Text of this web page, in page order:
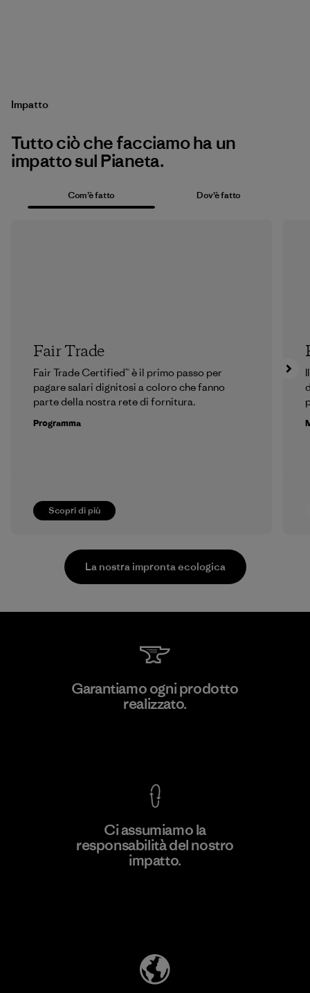
Impatto
Tutto ciò che facciamo ha un
impatto sul Pianeta.
Com’è fatto Dov’è fatto
Scopri di più
Fair Trade
Fair Trade Certified™ è il primo passo per
pagare salari dignitosi a coloro che fanno
parte della nostra rete di fornitura.
Programma
Scopri di più
Kingwhale Industries Corp.
La nostra impronta ecologica
Garantiamo ogni prodotto
realizzato.
Ci assumiamo la
responsabilità del nostro
impatto.